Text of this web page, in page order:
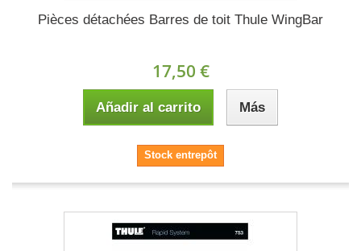
Pièces détachées Barres de toit Thule WingBar
17,50 €
Añadir al carrito Más
Stock entrepôt